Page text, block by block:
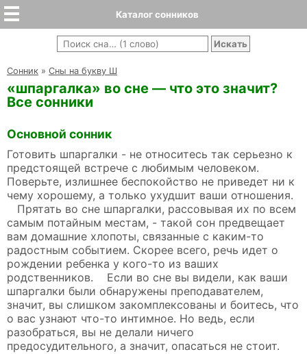
Каталог сонников
Cонник » Сны на букву Ш
«шпаргалка» во сне — что это значит?
Все сонники
Основной сонник
Готовить шпаргалки - не относитесь так серьезно к
предстоящей встрече с любимым человеком.
Поверьте, излишнее беспокойство не приведет ни к
чему хорошему, а только ухудшит ваши отношения.
Прятать во сне шпаргалки, рассовывая их по всем
самым потайным местам, - такой сон предвещает
вам домашние хлопоты, связанные с каким-то
радостным событием. Скорее всего, речь идет о
рождении ребенка у кого-то из ваших
родственников. Если во сне вы видели, как ваши
шпаргалки были обнаружены преподавателем,
значит, вы слишком закомплексованы и боитесь, что
о вас узнают что-то интимное. Но ведь, если
разобраться, вы не делали ничего
предосудительного, а значит, опасаться не стоит.